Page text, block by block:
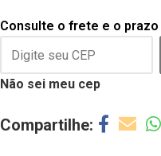
Consulte o frete e o
Não sei meu cep